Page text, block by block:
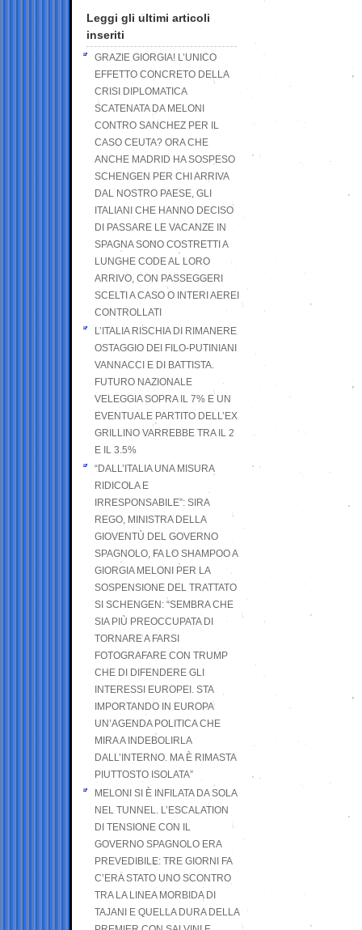
Leggi gli ultimi articoli
inseriti
GRAZIE GIORGIA! L’UNICO
EFFETTO CONCRETO DELLA
CRISI DIPLOMATICA
SCATENATA DA MELONI
CONTRO SANCHEZ PER IL
CASO CEUTA? ORA CHE
ANCHE MADRID HA SOSPESO
SCHENGEN PER CHI ARRIVA
DAL NOSTRO PAESE, GLI
ITALIANI CHE HANNO DECISO
DI PASSARE LE VACANZE IN
SPAGNA SONO COSTRETTI A
LUNGHE CODE AL LORO
ARRIVO, CON PASSEGGERI
SCELTI A CASO O INTERI AEREI
CONTROLLATI
L’ITALIA RISCHIA DI RIMANERE
OSTAGGIO DEI FILO-PUTINIANI
VANNACCI E DI BATTISTA.
FUTURO NAZIONALE
VELEGGIA SOPRA IL 7% E UN
EVENTUALE PARTITO DELL’EX
GRILLINO VARREBBE TRA IL 2
E IL 3.5%
“DALL’ITALIA UNA MISURA
RIDICOLA E
IRRESPONSABILE”: SIRA
REGO, MINISTRA DELLA
GIOVENTÙ DEL GOVERNO
SPAGNOLO, FA LO SHAMPOO A
GIORGIA MELONI PER LA
SOSPENSIONE DEL TRATTATO
SI SCHENGEN: “SEMBRA CHE
SIA PIÙ PREOCCUPATA DI
TORNARE A FARSI
FOTOGRAFARE CON TRUMP
CHE DI DIFENDERE GLI
INTERESSI EUROPEI. STA
IMPORTANDO IN EUROPA
UN’AGENDA POLITICA CHE
MIRA A INDEBOLIRLA
DALL’INTERNO. MA È RIMASTA
PIUTTOSTO ISOLATA”
MELONI SI È INFILATA DA SOLA
NEL TUNNEL. L’ESCALATION
DI TENSIONE CON IL
GOVERNO SPAGNOLO ERA
PREVEDIBILE: TRE GIORNI FA
C’ERA STATO UNO SCONTRO
TRA LA LINEA MORBIDA DI
TAJANI E QUELLA DURA DELLA